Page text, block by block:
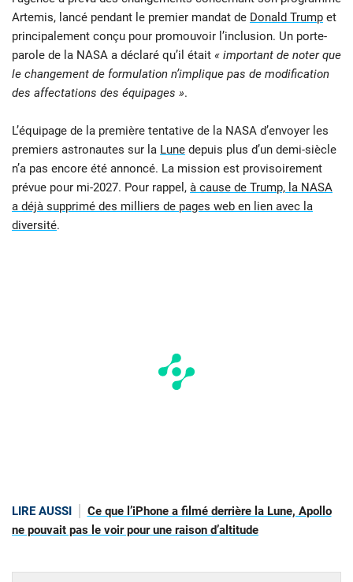
Artemis, lancé pendant le premier mandat de Donald Trump et
principalement conçu pour promouvoir l’inclusion. Un porte-
parole de la NASA a déclaré qu’il était « important de noter que
le changement de formulation n’implique pas de modification
des affectations des équipages ».
L’équipage de la première tentative de la NASA d’envoyer les
premiers astronautes sur la Lune depuis plus d’un demi-siècle
n’a pas encore été annoncé. La mission est provisoirement
prévue pour mi-2027. Pour rappel, à cause de Trump, la NASA
a déjà supprimé des milliers de pages web en lien avec la
diversité.
LIRE AUSSI
Ce que l’iPhone a filmé derrière la Lune, Apollo
ne pouvait pas le voir pour une raison d’altitude